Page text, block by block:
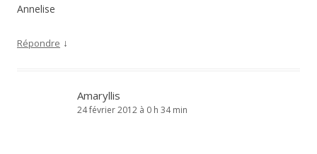
Annelise
Répondre ↓
Amaryllis
24 février 2012 à 0 h 34 min